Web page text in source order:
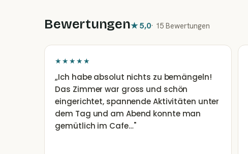
Bewertungen★5,0· 15 Bewertungen
★★★★★
„Ich habe absolut nichts zu bemängeln!
Das Zimmer war gross und schön
eingerichtet, spannende Aktivitäten unter
dem Tag und am Abend konnte man
gemütlich im Cafe…"